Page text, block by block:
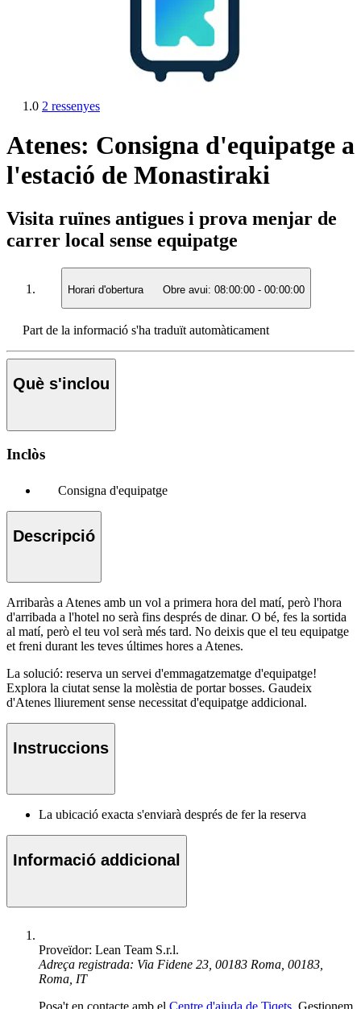
1.0 2 ressenyes
Atenes: Consigna d'equipatge a
l'estació de Monastiraki
Visita ruïnes antigues i prova menjar de
carrer local sense equipatge
Horari d'obertura Obre avui: 08:00:00 - 00:00:00
Part de la informació s'ha traduït automàticament
Què s'inclou
Inclòs
Consigna d'equipatge
Descripció
Arribaràs a Atenes amb un vol a primera hora del matí, però l'hora
d'arribada a l'hotel no serà fins després de dinar. O bé, fes la sortida
al matí, però el teu vol serà més tard. No deixis que el teu equipatge
et freni durant les teves últimes hores a Atenes.
La solució: reserva un servei d'emmagatzematge d'equipatge!
Explora la ciutat sense la molèstia de portar bosses. Gaudeix
d'Atenes lliurement sense necessitat d'equipatge addicional.
Instruccions
La ubicació exacta s'enviarà després de fer la reserva
Informació addicional
Proveïdor: Lean Team S.r.l.
Adreça registrada: Via Fidene 23, 00183 Roma, 00183,
Roma, IT
Posa't en contacte amb el Centre d'ajuda de Tiqets . Gestionem